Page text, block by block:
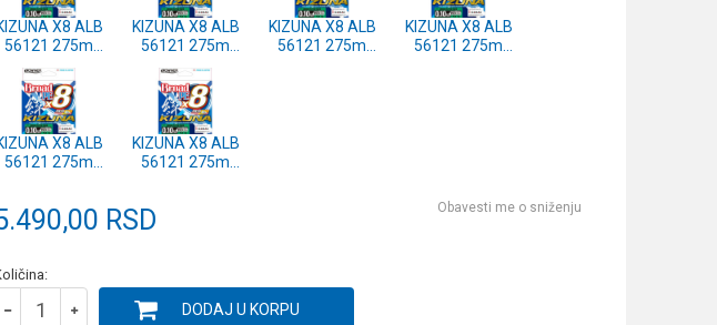
X8 ALB
56121 275m
0.25mm DARK
GREEN
KIZUNA X8 ALB
56121 275m
0.21mm DARK
GREEN
KIZUNA X8 ALB
56121 275m
KIZUNA X8 ALB
56121 275m
X8 ALB
56121 275m
KIZUNA X8 ALB
56121 275m
RSD Obavesti me o sniženju
DODAJ U KORPU